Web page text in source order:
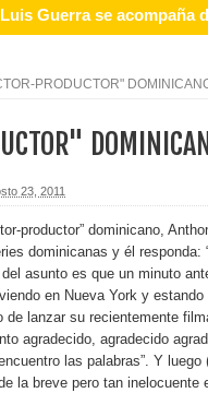
Guerra se acompaña
dominicana en
Núñez y su Bipolarband
y Banco Popular
2” llega a los
a Angelina Biviana
PRODUCTOR"
23, 2011
productor” dominicano,
dominicanas y él responda:
asunto es que un minuto
en Nueva York y estando
de lanzar su recientemente
agradecido, agradecido
las palabras”. Y luego
la breve pero tan inelocuente